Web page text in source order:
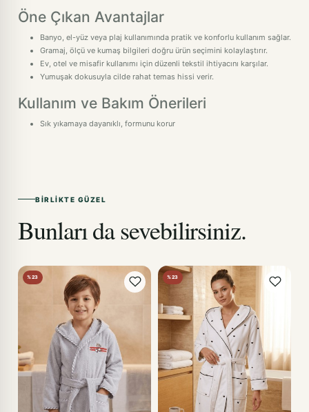
Öne Çıkan Avantajlar
Banyo, el-yüz veya plaj kullanımında pratik ve konforlu kullanım sağlar.
Gramaj, ölçü ve kumaş bilgileri doğru ürün seçimini kolaylaştırır.
Ev, otel ve misafir kullanımı için düzenli tekstil ihtiyacını karşılar.
Yumuşak dokusuyla cilde rahat temas hissi verir.
Kullanım ve Bakım Önerileri
Sık yıkamaya dayanıklı, formunu korur
BIRLIKTE GÜZEL
Bunları da sevebilirsiniz.
%23 %23